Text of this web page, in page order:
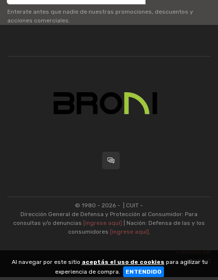
Enterate antes que nadie de nuestras promociones, descuentos y
acciones comerciales.
© 1980 - 2026 -
| CUIT -
Dirección General de Defensa y Protección al Consumidor: Para
consultas y/o denuncias [ingrese aquí]
| Nación: Defensa de las y los
consumidores [ingrese aquí] .
nubixstore®
v13.08.0
Al navegar por este sitio aceptás el uso de cookies para agilizar tu
experiencia de compra.
ENTENDIDO